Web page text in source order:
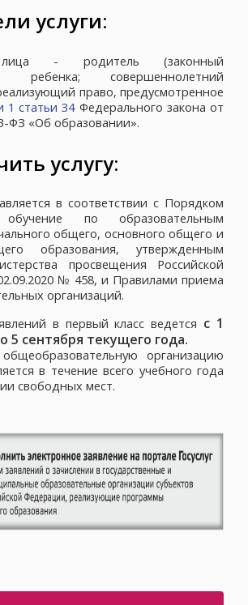
услуги:
лица - родитель (законный
ребенка; совершеннолетний
право, предусмотренное
1 статьи 34Федерального закона от
ФЗ «Об образовании».
услугу:
в соответствии с Порядком
по образовательным
общего, основного общего и
образования, утвержденным
просвещения Российской
№ 458, и Правилами приема
организаций.
в первый класс ведется с 1
5 сентября текущего года.
организацию
в течение всего учебного года
свободных мест.